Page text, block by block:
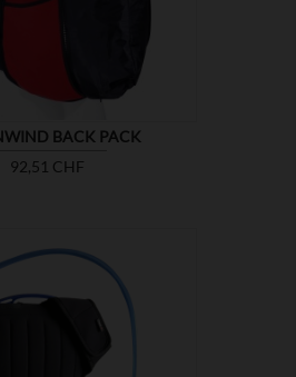
BACK PACK
Preis
92,51 CHF